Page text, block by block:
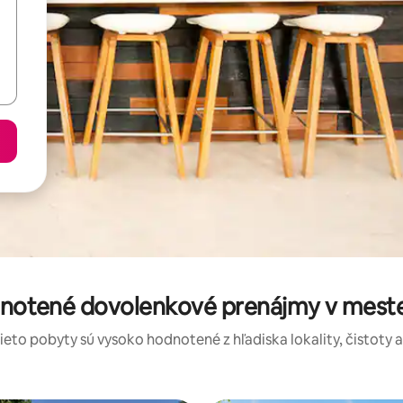
dovolenkové prenájmy v
pobyty sú vysoko hodnotené z hľadiska lokality, čistoty